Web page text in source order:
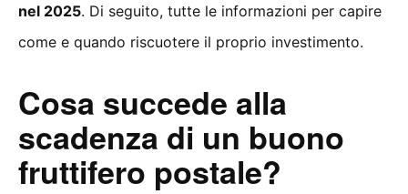
nel 2025. Di seguito, tutte le informazioni per capire
come e quando riscuotere il proprio investimento.
Cosa succede alla
scadenza di un buono
fruttifero postale?